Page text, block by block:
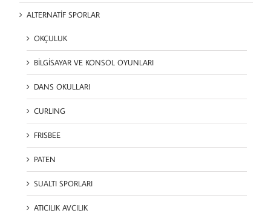
ALTERNATİF SPORLAR
OKÇULUK
BİLGİSAYAR VE KONSOL OYUNLARI
DANS OKULLARI
CURLING
FRISBEE
PATEN
SUALTI SPORLARI
ATICILIK AVCILIK